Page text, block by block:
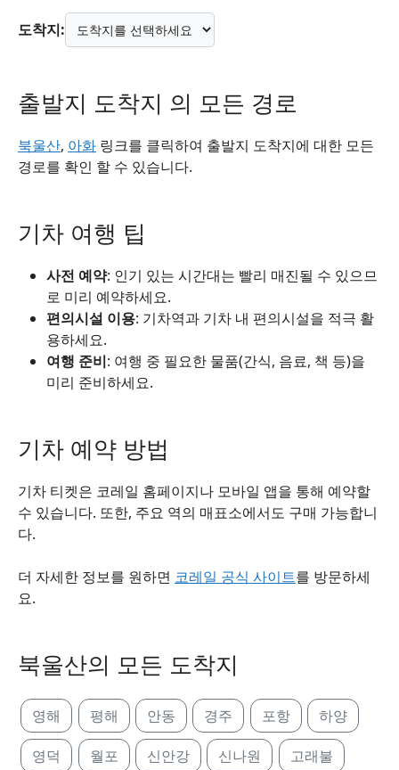
도착지:
출발지 도착지 의 모든 경로
북울산, 아화 링크를 클릭하여 출발지 도착지에 대한 모든
경로를 확인 할 수 있습니다.
기차 여행 팁
사전 예약: 인기 있는 시간대는 빨리 매진될 수 있으므
로 미리 예약하세요.
편의시설 이용: 기차역과 기차 내 편의시설을 적극 활
용하세요.
여행 준비: 여행 중 필요한 물품(간식, 음료, 책 등)을
미리 준비하세요.
기차 예약 방법
기차 티켓은 코레일 홈페이지나 모바일 앱을 통해 예약할
수 있습니다. 또한, 주요 역의 매표소에서도 구매 가능합니
다.
더 자세한 정보를 원하면 코레일 공식 사이트를 방문하세
요.
북울산의 모든 도착지
영해 평해 안동 경주 포항 하양
영덕 월포 신안강 신나원 고래불